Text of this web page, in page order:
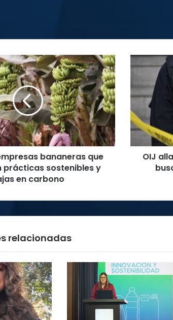
bananeras que
prácticas sostenibles y
en carbono
OIJ
allana
viviendas
en
Sarapiquí
en
busca
cabecillas
OIJ
relacionadas